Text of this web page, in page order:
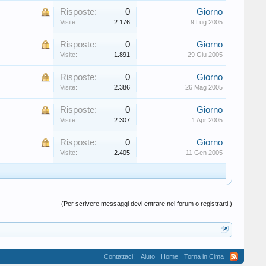
Risposte: 0
Visite: 2.176
Giorno
9 Lug 2005
Risposte: 0
Visite: 1.891
Giorno
29 Giu 2005
Risposte: 0
Visite: 2.386
Giorno
26 Mag 2005
Risposte: 0
Visite: 2.307
Giorno
1 Apr 2005
Risposte: 0
Visite: 2.405
Giorno
11 Gen 2005
(Per scrivere messaggi devi entrare nel forum o registrarti.)
Contattaci! Aiuto Home Torna in Cima